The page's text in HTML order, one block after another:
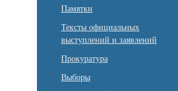
Памятки
Тексты официальных
выступлений и заявлений
Прокуратура
Выборы